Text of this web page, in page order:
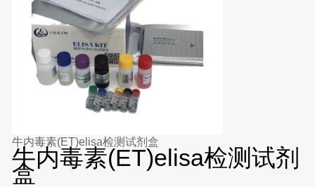
牛内毒素(ET)elisa检测试剂盒
牛内毒素(ET)elisa检测试剂
盒